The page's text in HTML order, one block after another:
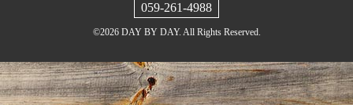
059-261-4988
©2026 DAY BY DAY. All Rights Reserved.